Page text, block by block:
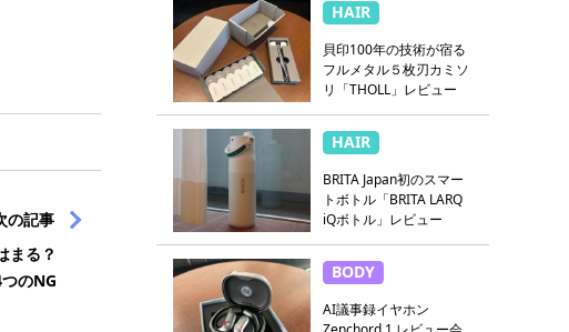
の記事
まる？
のNG
HAIR
貝印100年の技術が宿る
フルメタル５枚刃カミソ
リ「THOLL」レビュー
HAIR
BRITA Japan初のスマー
トボトル「BRITA LARQ
iQボトル」レビュー
BODY
AI議事録イヤホン